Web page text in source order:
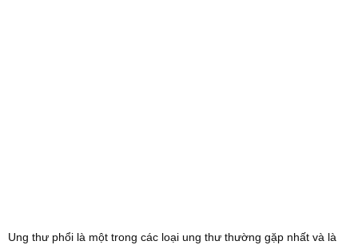
Ung thư phổi là một trong các loại ung thư thường gặp nhất và là